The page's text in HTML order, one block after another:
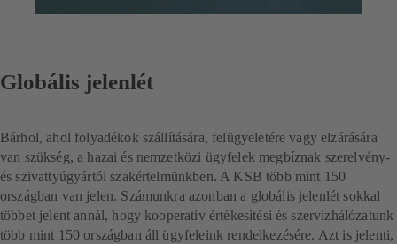
Globális jelenlét
Bárhol, ahol folyadékok szállítására, felügyeletére vagy elzárására
van szükség, a hazai és nemzetközi ügyfelek megbíznak szerelvény-
és szivattyúgyártói szakértelmünkben. A KSB több mint 150
országban van jelen. Számunkra azonban a globális jelenlét sokkal
többet jelent annál, hogy kooperatív értékesítési és szervizhálózatunk
több mint 150 országban áll ügyfeleink rendelkezésére. Azt is jelenti,